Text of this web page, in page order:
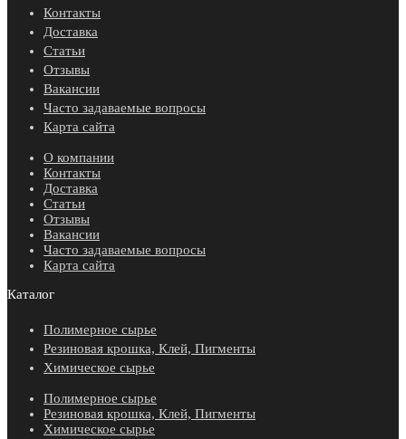
Контакты
Доставка
Статьи
Отзывы
Вакансии
Часто задаваемые вопросы
Карта сайта
О компании
Контакты
Доставка
Статьи
Отзывы
Вакансии
Часто задаваемые вопросы
Карта сайта
Каталог
Полимерное сырье
Резиновая крошка, Клей, Пигменты
Химическое сырье
Полимерное сырье
Резиновая крошка, Клей, Пигменты
Химическое сырье